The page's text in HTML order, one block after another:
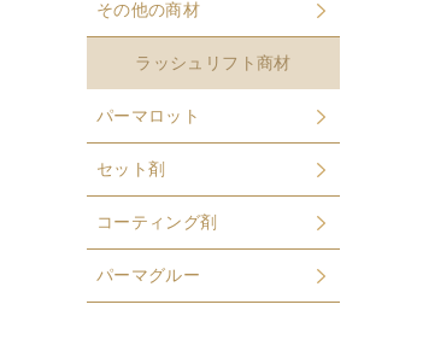
その他の商材
ラッシュリフト商材
パーマロット
セット剤
コーティング剤
パーマグルー